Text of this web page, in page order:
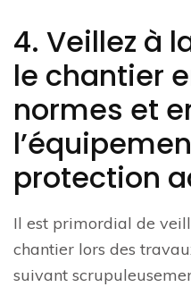
4. Veillez à
le chantier
normes et
protection
Il est primordial de
chantier lors des
suivant